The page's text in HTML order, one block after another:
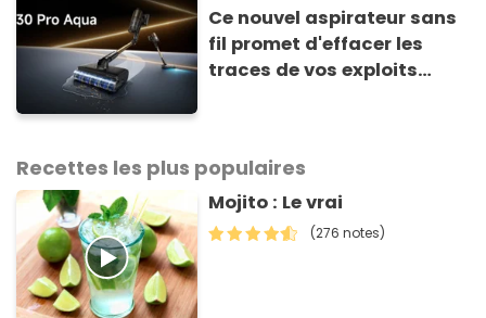
Ce nouvel aspirateur sans
fil promet d'effacer les
traces de vos exploits
Recettes les plus populaires
Mojito : Le vrai
(276 notes)